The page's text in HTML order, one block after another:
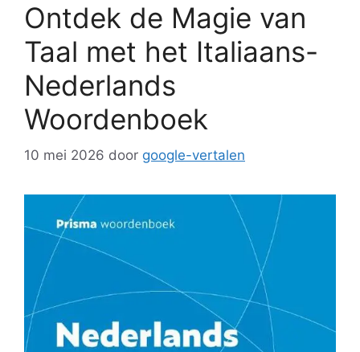
Ontdek de Magie van
Taal met het Italiaans-
Nederlands
Woordenboek
10 mei 2026 door google-vertalen